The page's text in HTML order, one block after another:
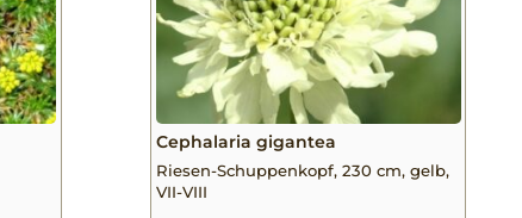
Cephalaria gigantea
Riesen-Schuppenkopf, 230 cm, gelb,
VII-VIII